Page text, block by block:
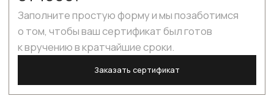
БЛОГ